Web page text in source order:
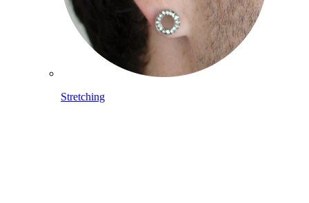
Stretching